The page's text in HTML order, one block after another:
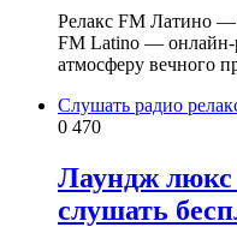
Релакс FM Латино
FM Latino —
атмосферу вечного
Слушать радио
0 470
Лаундж люкс
слушать